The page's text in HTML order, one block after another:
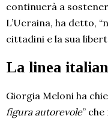
continuerà a
L’Ucraina, ha detto,
cittadini e la sua
La linea
Giorgia Meloni ha
figura autorevole”